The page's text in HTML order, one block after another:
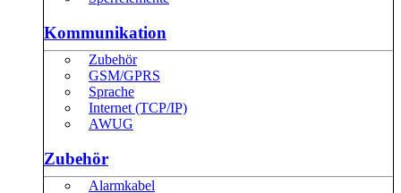
Kommunikation
Zubehör
GSM/GPRS
Sprache
Internet (TCP/IP)
AWUG
Zubehör
Alarmkabel